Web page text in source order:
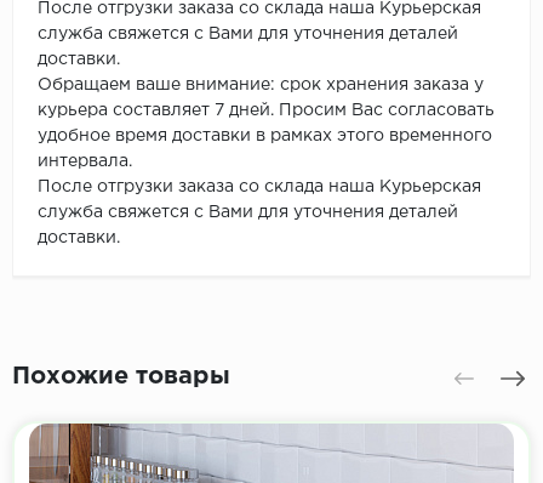
После отгрузки заказа со склада наша Курьерская
служба свяжется с Вами для уточнения деталей
доставки.
Обращаем ваше внимание: срок хранения заказа у
курьера составляет 7 дней. Просим Вас согласовать
удобное время доставки в рамках этого временного
интервала.
После отгрузки заказа со склада наша Курьерская
служба свяжется с Вами для уточнения деталей
доставки.
Похожие товары